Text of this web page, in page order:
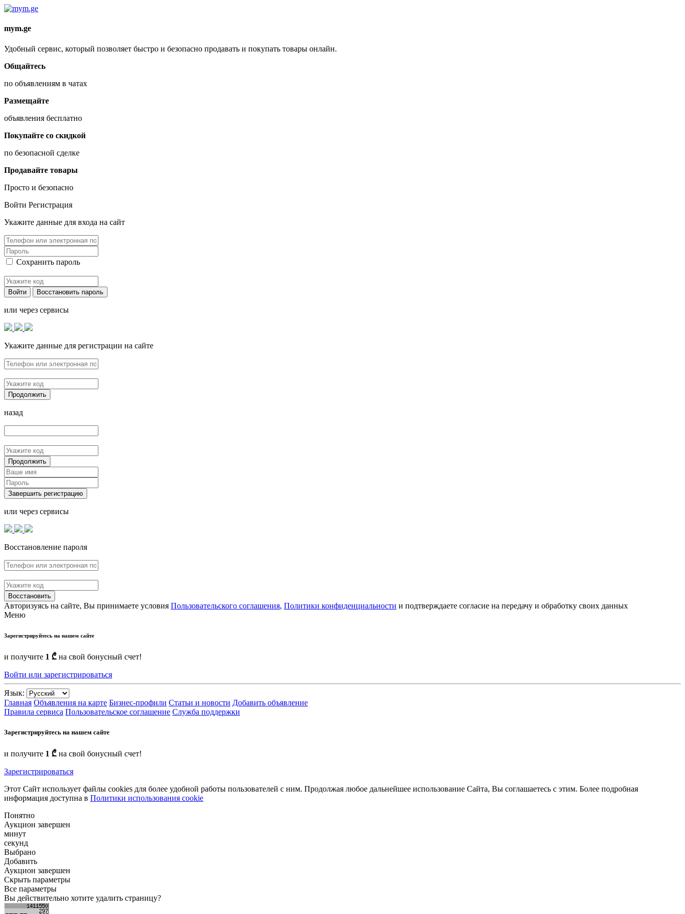
mym.ge
Удобный сервис, который позволяет быстро и безопасно продавать и покупать товары онлайн.
Общайтесь
по объявлениям в чатах
Размещайте
объявления бесплатно
Покупайте со скидкой
по безопасной сделке
Продавайте товары
Просто и безопасно
Войти Регистрация
Укажите данные для входа на сайт
Сохранить пароль
Войти Восстановить пароль
или через сервисы
Укажите данные для регистрации на сайте
Продолжить
назад
Продолжить
Завершить регистрацию
или через сервисы
Восстановление пароля
Восстановить
Авторизуясь на сайте, Вы принимаете условия Пользовательского соглашения, Политики конфиденциальности и подтверждаете согласие на передачу и обработку своих данных
Меню
Зарегистрируйтесь на нашем сайте
и получите 1 ₾ на свой бонусный счет!
Войти или зарегистрироваться
Язык:
Главная Объявления на карте Бизнес-профили Статьи и новости Добавить объявление
Правила сервиса Пользовательское соглашение Служба поддержки
Зарегистрируйтесь на нашем сайте
и получите 1 ₾ на свой бонусный счет!
Зарегистрироваться
Этот Сайт использует файлы cookies для более удобной работы пользователей с ним. Продолжая любое дальнейшее использование Сайта, Вы соглашаетесь с этим. Более подробная
информация доступна в Политики использования cookie
Понятно
Аукцион завершен
минут
секунд
Выбрано
Добавить
Аукцион завершен
Скрыть параметры
Все параметры
Вы действительно хотите удалить страницу?